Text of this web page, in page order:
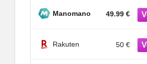
Manomano 49.99 €
Rakuten 50 €